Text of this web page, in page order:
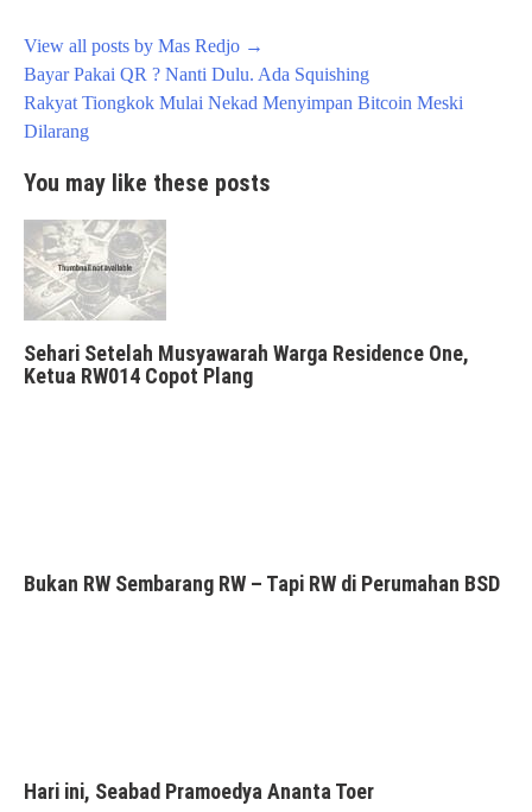
View all posts by Mas Redjo →
Post
navigation
Bayar Pakai QR ? Nanti Dulu. Ada Squishing
Rakyat Tiongkok Mulai Nekad Menyimpan Bitcoin Meski
Dilarang
You may like these posts
Sehari Setelah Musyawarah Warga Residence One,
Ketua RW014 Copot Plang
Bukan RW Sembarang RW – Tapi RW di Perumahan BSD
Hari ini, Seabad Pramoedya Ananta Toer